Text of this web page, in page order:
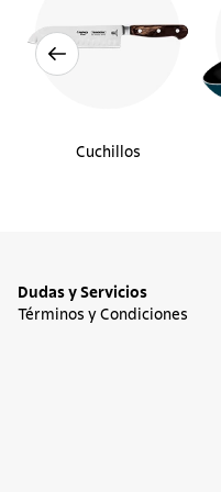
Cuchillos
Dudas y Servicios
Términos y Condiciones